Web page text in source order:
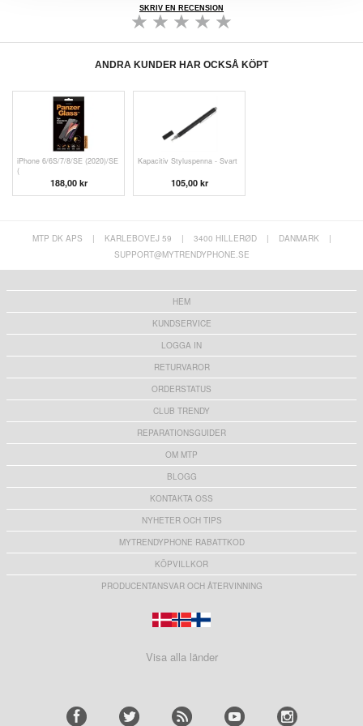
SKRIV EN RECENSION
ANDRA KUNDER HAR OCKSÅ KÖPT
iPhone 6/6S/7/8/SE (2020)/SE
(
188,00 kr
Kapacitiv Styluspenna - Svart
105,00 kr
MTP DK APS | KARLEBOVEJ 59 | 3400 HILLERØD | DANMARK
|
SUPPORT@MYTRENDYPHONE.SE
HEM
KUNDSERVICE
LOGGA IN
RETURVAROR
ORDERSTATUS
CLUB TRENDY
REPARATIONSGUIDER
OM MTP
BLOGG
KONTAKTA OSS
NYHETER OCH TIPS
MYTRENDYPHONE RABATTKOD
KÖPVILLKOR
PRODUCENTANSVAR OCH ÅTERVINNING
Visa alla länder